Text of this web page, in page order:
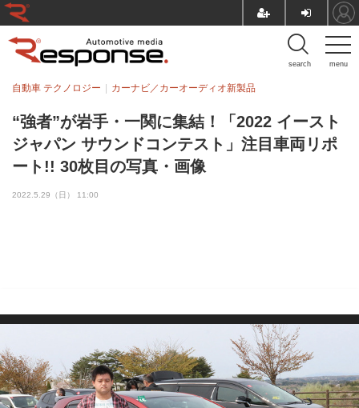
menu
search
“強者”が岩手・一関に集結！「2022 イースト
ジャパン サウンドコンテスト」注目車両リポ
ート!! 30枚目の写真・画像
自動車 テクノロジー カーナビ／カーオーディオ新製品
2022.5.29（日） 11:00